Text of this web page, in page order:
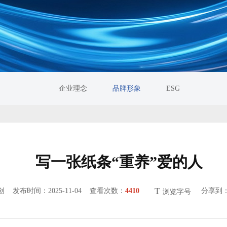
企业理念 品牌形象 ESG
写一张纸条“重养”爱的人
发布时间：2025-11-04 查看次数： 4410 T 浏览字号 分享到